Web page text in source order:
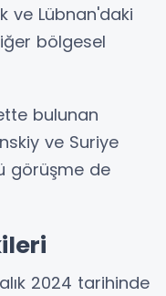
ve Lübnan'daki
bölgesel
bulunan
ve Suriye
görüşme de
2024 tarihinde